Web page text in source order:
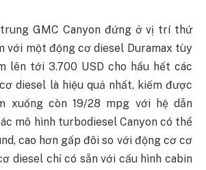
GMC Canyon đứng ở vị trí thứ
với một động cơ diesel Duramax tùy
lên tới 3.700 USD cho hầu hết các
diesel là hiệu quả nhất, kiếm được
xuống còn 19/28 mpg với hệ dẫn
mô hình turbodiesel Canyon có thể
cao hơn gấp đôi so với động cơ cơ
diesel chỉ có sẵn với cấu hình cabin